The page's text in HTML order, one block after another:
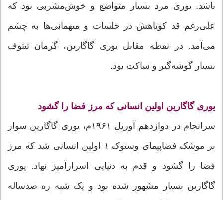
باشد. یوری مرد بسیار متواضع و خوش‌مشربی بود که
علی‌رغم قد کوتاهش در جلسات و میهمانی‌ها به چشم
می‌آمد. در نقطه‌ مقابل یوری گاگارین، گرمان تیتوف
بسیار گوشه‌گیر و ساکت بود.
یوری گاگارین اولین انسانی که مرز فضا را گشود
سرانجام در دوازدهم آوریل ۱۹۶۱م، یوری گاگارین سوار
بر موشک فضاپیمای وستوک ۱ اولین انسانی شد که مرز
فضا را گشود و قدم به دنیایی اسرارآمیز نهاد. یوری
گاگارین بسیار مشهور شده بود و یک شبه ره صدساله